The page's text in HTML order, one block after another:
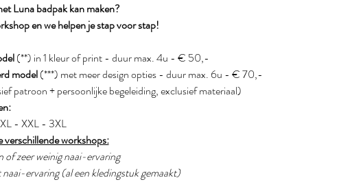
Luna badpak kan maken?
en we helpen je stap voor stap!
(**) in 1 kleur of print - duur max. 4u - € 50,-
model (***) met meer design opties - duur max. 6u - € 70,-
patroon + persoonlijke begeleiding, exclusief materiaal)
- XXL - 3XL
verschillende workshops:
of zeer weinig naai-ervaring
naai-ervaring (al een kledingstuk gemaakt)